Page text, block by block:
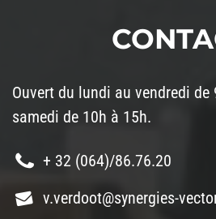
Ouvert du lundi au vendredi de
samedi de 10h à 15h.
+ 32 (064)/86.76.20
v.verdoot@synergies-